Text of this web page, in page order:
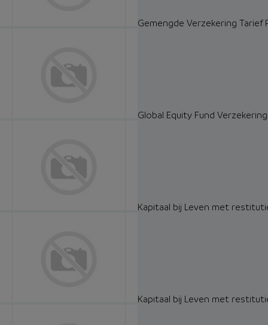
Gemengde Verzekering Tarief
Global Equity Fund
Kapitaal bij Leven met
Kapitaal bij Leven met